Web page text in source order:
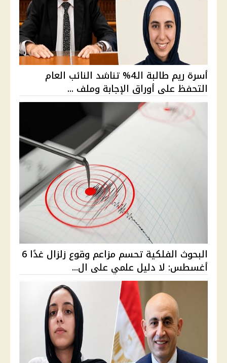
أسرة ريم طالبة الـ4% تناشد النائب العام
التحفظ على أوراق الإجابة وملف ...
البحوث الفلكية تحسم مزاعم وقوع زلزال غدًا 6
أغسطس: لا دليل علمي على ال...